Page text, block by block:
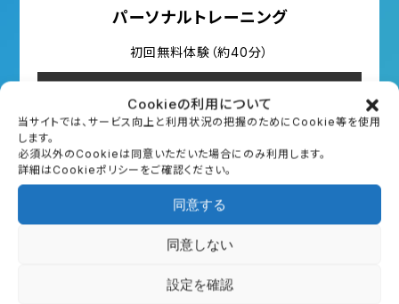
Cookieの利用について
当サイトでは、サービス向上と利用状況の把握のためにCookie等を使用
します。
必須以外のCookieは同意いただいた場合にのみ利用します。
詳細はCookieポリシーをご確認ください。
同意する
同意しない
設定を確認
パーソナルトレーニング
初回無料体験（約40分）